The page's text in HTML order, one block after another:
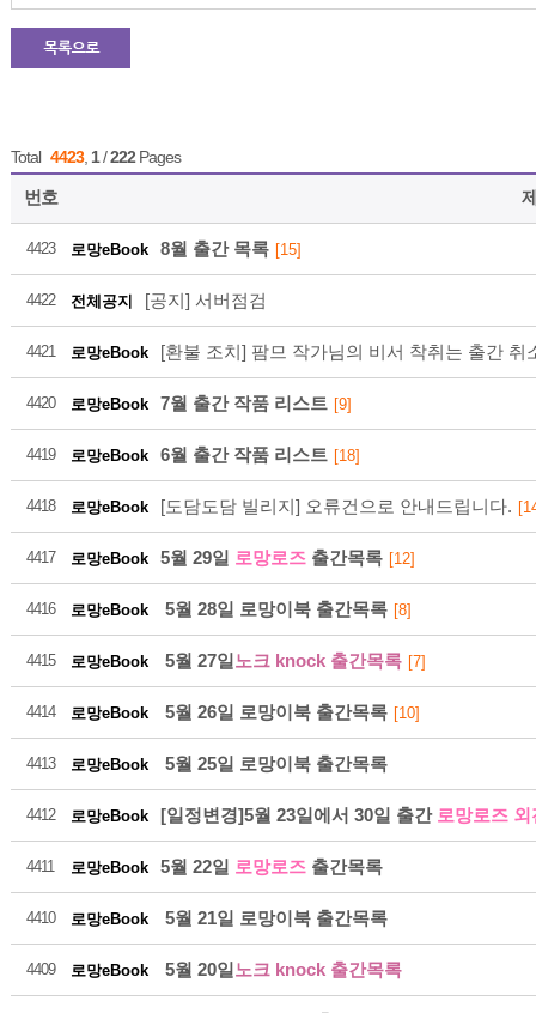
2026-
Total 4423, 1/222 Pages
번호
4423 로망eBook 8월 출간 목록 [15]
4422 전체공지 [공지] 서버점검
4421 로망eBook [환불 조치] 팜므 작가님의 비서 착취는 출간 취
4420 로망eBook 7월 출간 작품 리스트 [9]
4419 로망eBook 6월 출간 작품 리스트 [18]
4418 로망eBook [도담도담 빌리지] 오류건으로 안내드립니다.
4417 로망eBook 5월 29일 로망로즈 출간목록 [12]
4416 로망eBook 5월 28일 로망이북 출간목록 [8]
4415 로망eBook 5월 27일 노크 knock 출간목록 [7]
4414 로망eBook 5월 26일 로망이북 출간목록 [10]
4413 로망eBook 5월 25일 로망이북 출간목록
4412 로망eBook [일정변경]5월 23일에서 30일 출간 로망로즈 외
4411 로망eBook 5월 22일 로망로즈 출간목록
4410 로망eBook 5월 21일 로망이북 출간목록
4409 로망eBook 5월 20일 노크 knock 출간목록